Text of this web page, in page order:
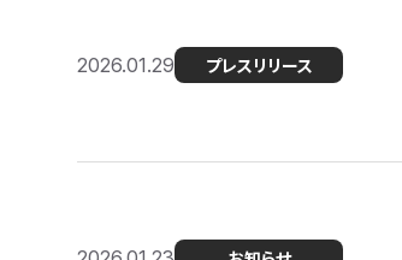
2026.01.29 プレスリリース